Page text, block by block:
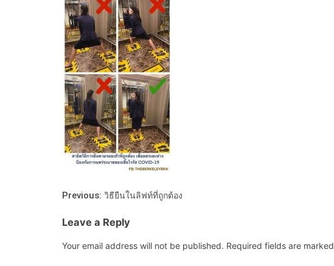
Previous: วิธียืนในลิฟท์ที่ถูกต้อง
Leave a Reply
Your email address will not be published. Required fields are marked